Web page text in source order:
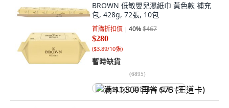
BROWN 低敏嬰兒濕紙巾 黃色款 補充
包, 428g, 72張, 10包
首購折扣價 40%$467
$280
($3.89/10張)
暫時缺貨
(6895)
满 $1,500 再省 $75 (王道卡)